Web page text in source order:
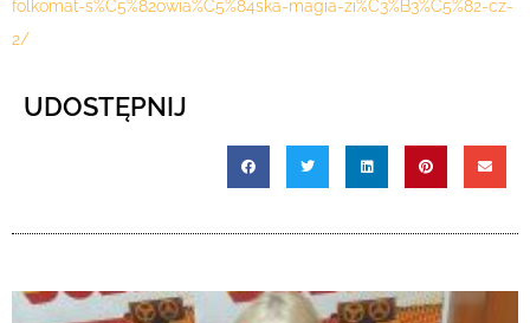
folkomat-s%C5%82owia%C5%84ska-magia-zi%C3%B3%C5%82-cz-
2/
UDOSTĘPNIJ